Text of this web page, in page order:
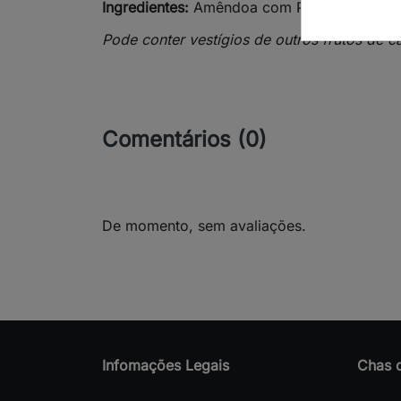
Ingredientes: Amêndoa com Pele (
Pode conter vestígios de outros frutos de
Comentários (0)
De momento, sem avaliações.
Infomações Legais Chas